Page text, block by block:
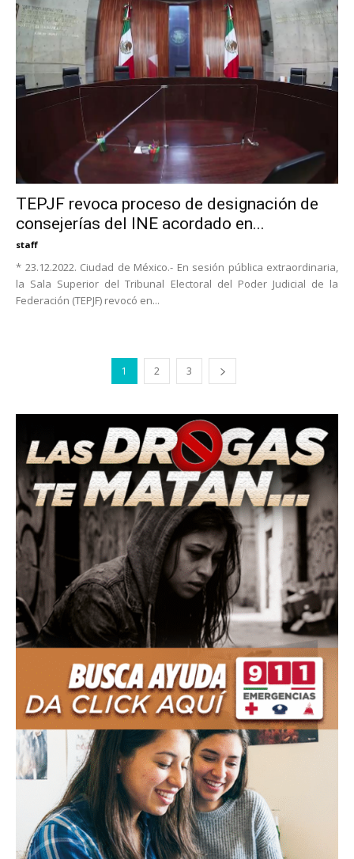
TEPJF revoca proceso de designación de
consejerías del INE acordado en...
staff
* 23.12.2022. Ciudad de México.- En sesión pública extraordinaria,
la Sala Superior del Tribunal Electoral del Poder Judicial de la
Federación (TEPJF) revocó en...
1 2 3